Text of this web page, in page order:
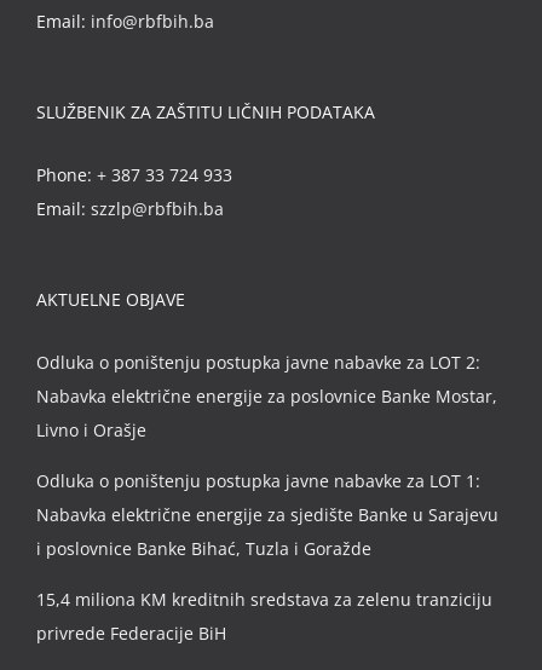
Email: info@rbfbih.ba
SLUŽBENIK ZA ZAŠTITU LIČNIH PODATAKA
Phone: + 387 33 724 933
Email: szzlp@rbfbih.ba
AKTUELNE OBJAVE
Odluka o poništenju postupka javne nabavke za LOT 2:
Nabavka električne energije za poslovnice Banke Mostar,
Livno i Orašje
Odluka o poništenju postupka javne nabavke za LOT 1:
Nabavka električne energije za sjedište Banke u Sarajevu
i poslovnice Banke Bihać, Tuzla i Goražde
15,4 miliona KM kreditnih sredstava za zelenu tranziciju
privrede Federacije BiH